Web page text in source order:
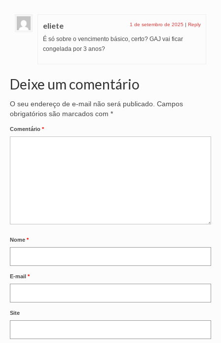
TECNOLOGIA DA INFORMAÇÃO
eliete 1 de setembro de 2025 | Reply
É só sobre o vencimento básico, certo? GAJ vai ficar
congelada por 3 anos?
Deixe um comentário
O seu endereço de e-mail não será publicado. Campos
obrigatórios são marcados com *
Comentário *
Nome *
E-mail *
Site